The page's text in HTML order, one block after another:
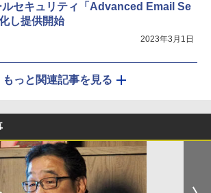
ルセキュリティ「Advanced Email Se
し提供開始
2023年3月1日
もっと関連記事を見る